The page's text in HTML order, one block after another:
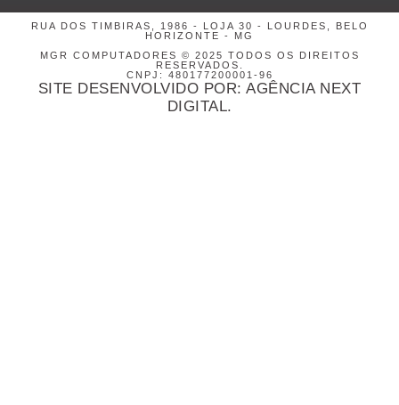
RUA DOS TIMBIRAS, 1986 - LOJA 30 - LOURDES, BELO
HORIZONTE - MG
MGR COMPUTADORES © 2025 TODOS OS DIREITOS
RESERVADOS.
CNPJ: 480177200001-96
SITE DESENVOLVIDO POR: AGÊNCIA NEXT
DIGITAL.